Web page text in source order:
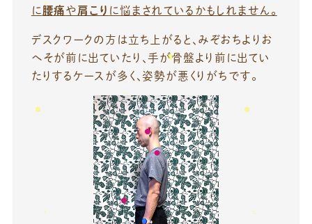
に腰痛や肩こり に悩まされているかもしれません。
デスクワークの方は立ち上がると、みぞおちよりお
へそが前に出ていたり、手が骨盤より前に出てい
たりするケースが多く、姿勢が悪くりがちです。